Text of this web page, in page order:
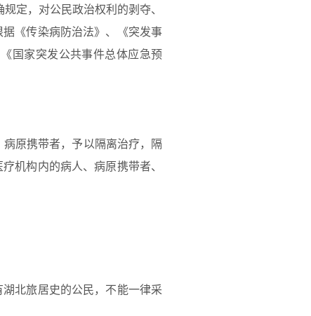
定，对公民政治权利的剥夺、
《传染病防治法》、《突发事
国家突发公共事件总体应急预
原携带者，予以隔离治疗，隔
机构内的病人、病原携带者、
北旅居史的公民，不能一律采